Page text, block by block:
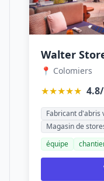
Walter
📍 Colomiers
★★★★★
Fabricant d'abris
Magasin de
équipe